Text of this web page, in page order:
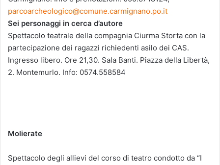
parcoarcheologico@comune.carmignano.po.it
Sei personaggi in cerca d’autore
Spettacolo teatrale della compagnia Ciurma Storta con la
partecipazione dei ragazzi richiedenti asilo dei CAS.
Ingresso libero. Ore 21,30. Sala Banti. Piazza della Libertà,
2. Montemurlo. Info: 0574.558584
Molierate
Spettacolo degli allievi del corso di teatro condotto da “I